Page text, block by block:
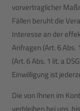
vorvertraglicher
Fällen beruht die
Interesse an der
Anfragen (Art. 6 Abs.
(Art. 6 Abs. 1 lit. a
Einwilligung ist
Die von Ihnen im